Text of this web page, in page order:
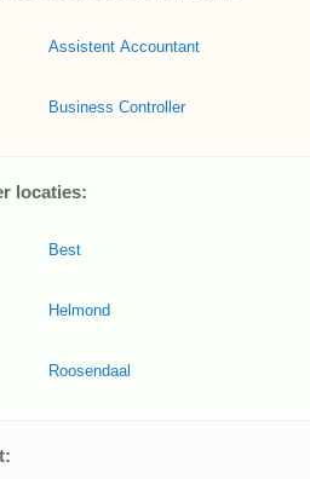
Assistent Accountant
Business Controller
locaties:
Best
Helmond
Roosendaal